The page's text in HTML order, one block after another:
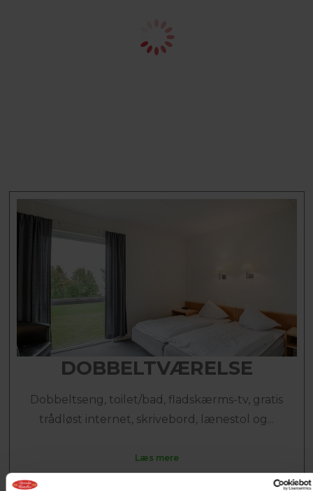
DOBBELTVÆRELSE
Dobbeltseng, toilet/bad, fladskærms-tv, gratis
trådløst internet, skrivebord, lænestol og...
Læs mere